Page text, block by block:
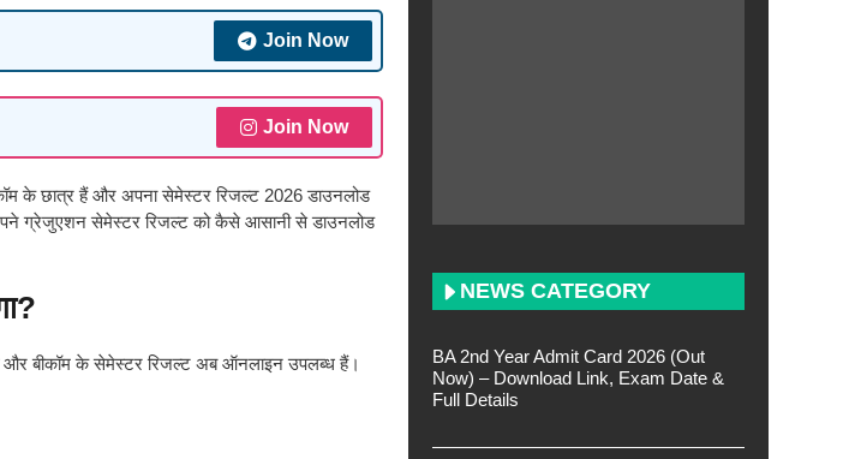
Join Now
Join Now
के छात्र हैं और अपना सेमेस्टर रिजल्ट 2026 डाउनलोड
ग्रेजुएशन सेमेस्टर रिजल्ट को कैसे आसानी से डाउनलोड
और बीकॉम के सेमेस्टर रिजल्ट अब ऑनलाइन उपलब्ध हैं।
NEWS CATEGORY
BA 2nd Year Admit Card 2026 (Out
Now) – Download Link, Exam Date &
Full Details